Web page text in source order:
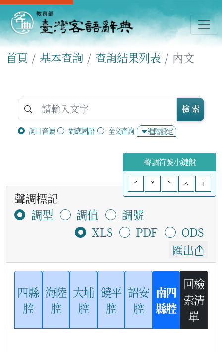
首頁 基本查詢 查詢結果列表 內文
詞目音讀 對應國語 全文查詢 進階設定
檢 索
聲調符號小鍵盤
ˊ
ˇ ˋ ^ +
聲調標記
調型
調值
調號
XLS
PDF
ODS
匯出
四縣
腔
海陸
腔
大埔
腔
饒平
腔
詔安
腔
南四
縣腔
回檢
索清
單